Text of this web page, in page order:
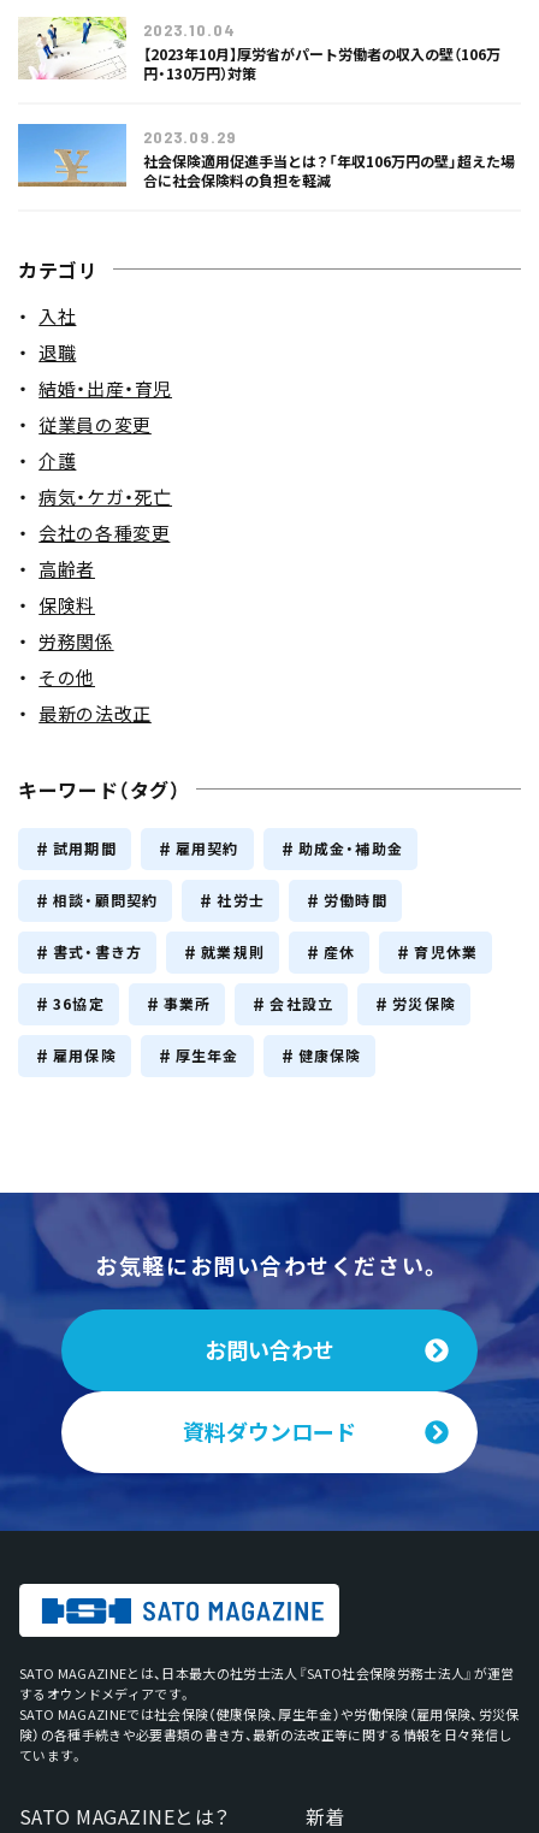
2023.10.04
【2023年10月】厚労省がパート労働者の収入の壁（106万
円・130万円）対策
2023.09.29
社会保険適用促進手当とは？「年収106万円の壁」超えた場
合に社会保険料の負担を軽減
カテゴリ
入社
退職
結婚・出産・育児
従業員の変更
介護
病気・ケガ・死亡
会社の各種変更
高齢者
保険料
労務関係
その他
最新の法改正
キーワード（タグ）
試用期間 雇用契約 助成金・補助金
相談・顧問契約 社労士 労働時間
書式・書き方 就業規則 産休 育児休業
36協定 事業所 会社設立 労災保険
雇用保険 厚生年金 健康保険
お気軽にお問い合わせください。
お問い合わせ
資料ダウンロード
SATO MAGAZINEとは、日本最大の社労士法人『SATO社会保険労務士法人』が運営
するオウンドメディアです。
SATO MAGAZINEでは社会保険（健康保険、厚生年金）や労働保険（雇用保険、労災保
険）の各種手続きや必要書類の書き方、最新の法改正等に関する情報を日々発信し
ています。
SATO MAGAZINEとは？
新着